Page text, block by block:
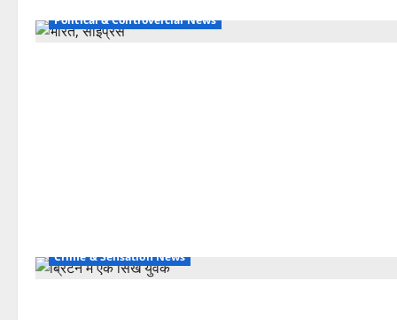
Political & Controvercial News
Crime & Sensation News